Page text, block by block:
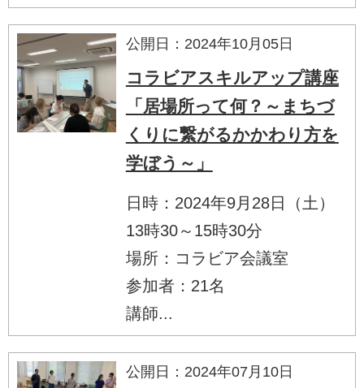
公開日：2024年10月05日
コラビアスキルアップ講座
「居場所って何？～まちづ
くりに繋がるかかわり方を
学ぼう～」
日時：2024年9月28日（土）
13時30～15時30分
場所：コラビア会議室
参加者：21名
講師...
公開日：2024年07月10日